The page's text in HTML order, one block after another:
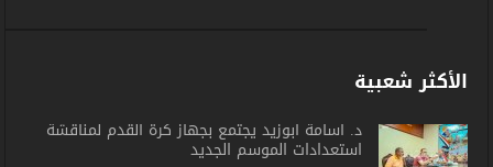
الأكثر شعبية
د. أسامة أبوزيد يجتمع بجهاز كرة القدم لمناقشة
استعدادات الموسم الجديد